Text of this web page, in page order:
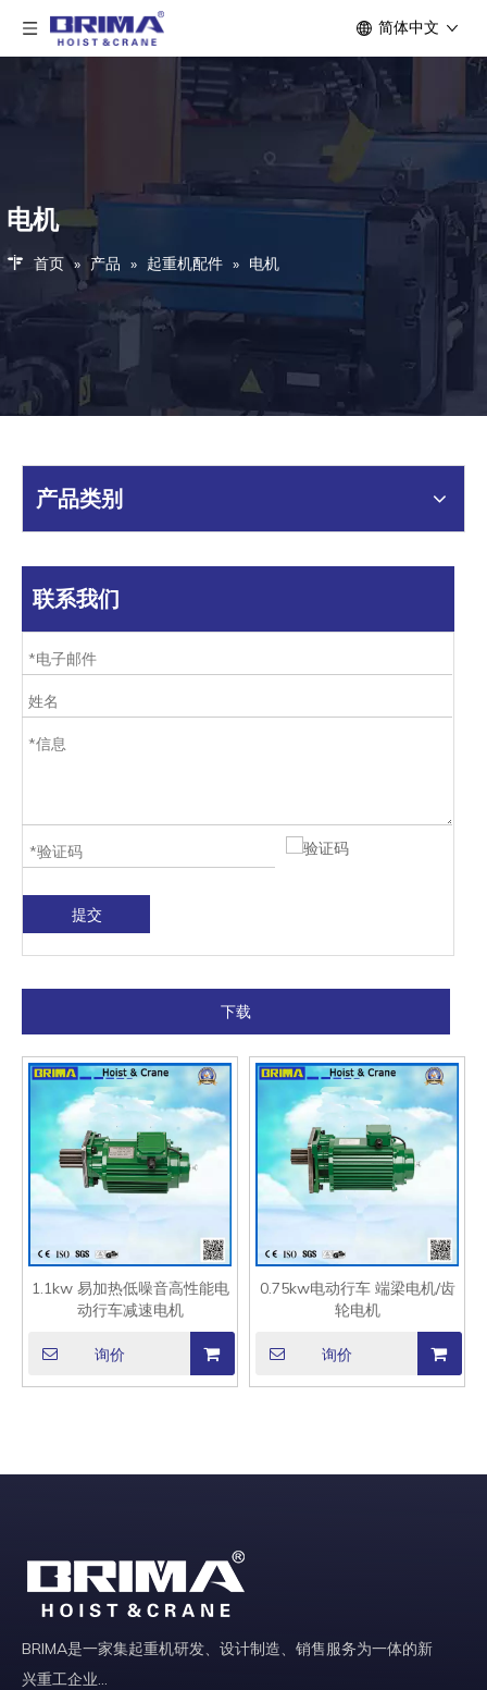
简体中文
电机
首页 » 产品 » 起重机配件 » 电机
产品类别
联系我们
提交
下载
1.1kw 易加热低噪音高性能电
动行车减速电机
询价
0.75kw电动行车 端梁电机/齿
轮电机
询价
BRIMA是一家集起重机研发、设计制造、销售服务为一体的新
兴重工企业...